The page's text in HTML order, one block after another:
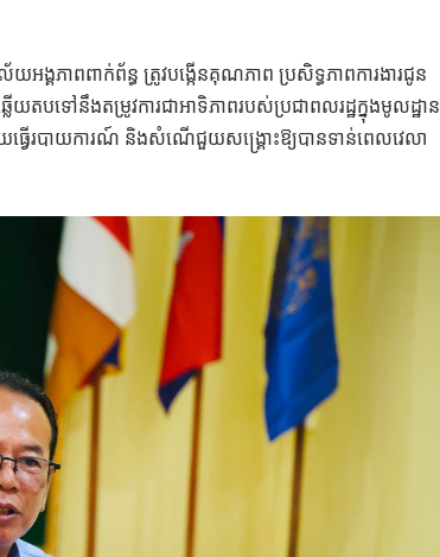
ភាពពាក់ព័ន្ធ ត្រូវបង្កើនគុណភាព ប្រសិទ្ធភាពការងារជូន
ើយតបទៅនឹងតម្រូវការជាអាទិភាពរបស់ប្រជាពលរដ្ឋក្នុងមូលដ្ឋាន
ហើយធ្វើរបាយការណ៍ និងសំណើជួយសង្គ្រោះឱ្យបានទាន់ពេលវេលា